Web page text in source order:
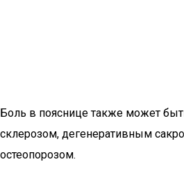
Боль в пояснице также может
склерозом, дегенеративным
остеопорозом.